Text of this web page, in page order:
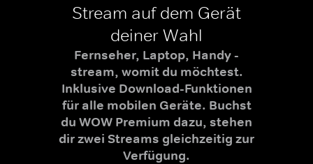
Stream auf dem Gerät
deiner Wahl
Fernseher, Laptop, Handy -
stream, womit du möchtest.
Inklusive Download-Funktionen
für alle mobilen Geräte. Buchst
du WOW Premium dazu, stehen
dir zwei Streams gleichzeitig zur
Verfügung.